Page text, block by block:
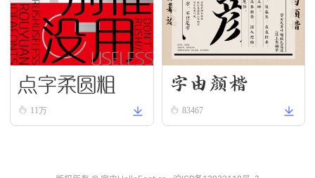
点字柔圆粗
11万
字由颜楷
83467